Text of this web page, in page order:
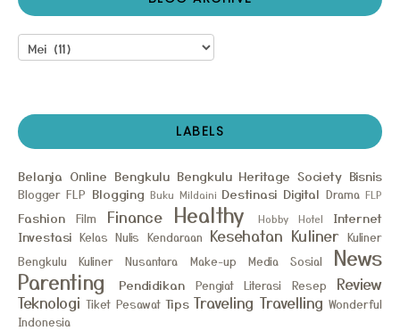
LABELS
Belanja Online Bengkulu Bengkulu Heritage Society Bisnis
Blogger FLP Blogging Buku Mildaini Destinasi Digital Drama FLP
Fashion Film Finance Healthy Hobby Hotel
Internet
Investasi Kelas Nulis Kendaraan Kesehatan Kuliner Kuliner
Bengkulu
Kuliner Nusantara Make-up Media Sosial
News
Parenting
Pendidikan Pengiat Literasi Resep
Review
Teknologi Tiket Pesawat Tips Traveling Travelling Wonderful
Indonesia